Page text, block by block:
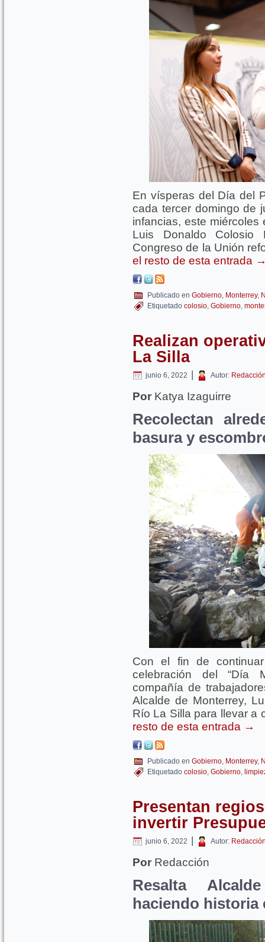
En vísperas del Día del
cada tercer domingo de
infancias, este miércoles
Luis Donaldo Colosio
Congreso de la Unión
el resto de esta entrada
Publicado en Gobierno, Monterrey,
Etiquetado colosio, Gobierno,
Realizan
La Silla
junio 6, 2022 | Autor:
Por Katya Izaguirre
Recolectan
basura y
Con el fin de
celebración del “Día
compañía de
Alcalde de Monterrey,
Río La Silla para llevar a
resto de esta entrada →
Publicado en Gobierno, Monterrey,
Etiquetado colosio, Gobierno,
Presentan
invertir
junio 6, 2022 | Autor:
Por Redacción
Resalta
haciendo historia